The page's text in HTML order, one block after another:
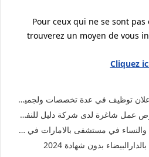
Pour ceux qui ne se sont
trouverez un moyen de vous
Cliquez
في عدة تخصصات ولجميع المستويات 2022
لدى شركة دليل للنفط العمانية 2022
في مستشفى بالامارات في عدة تخصصات
بدون شهادة 2024